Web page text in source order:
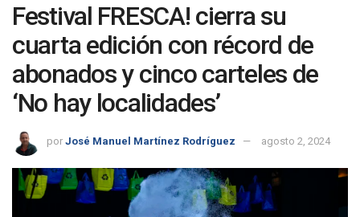
Festival FRESCA! cierra su
cuarta edición con récord de
abonados y cinco carteles de
‘No hay localidades’
por José Manuel Martínez Rodríguez agosto 2, 2024